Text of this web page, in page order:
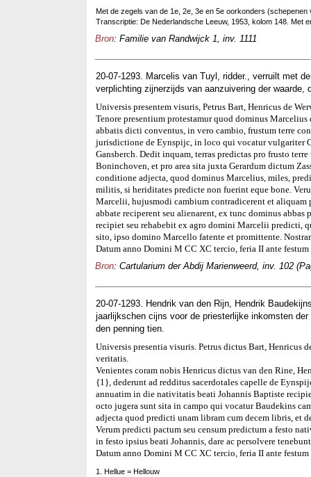
Met de zegels van de 1e, 2e, 3e en 5e oorkonders (schepenen
Transcriptie: De Nederlandsche Leeuw, 1953, kolom 148. Met
Bron: Familie van Randwijck 1, inv. 1111
20-07-1293. Marcelis van Tuyl, ridder., verruilt met
verplichting zijnerzijds van aanzuivering der
Universis presentem visuris, Petrus Bart, Henricus de
Tenore presentium protestamur quod dominus
abbatis dicti conventus, in vero cambio, frustum terre
jurisdictione de Eynspijc, in loco qui vocatur vulgariter
Gansberch. Dedit inquam, terras predictas pro frusto
Boninchoven, et pro area sita juxta Gerardum dictum
conditione adjecta, quod dominus Marcelius, miles,
militis, si heriditates predicte non fuerint eque bone.
Marcelii, hujusmodi cambium contradicerent et aliquam
abbate reciperent seu alienarent, ex tunc dominus abbas
recipiet seu rehabebit ex agro domini Marcelii predicti,
sito, ipso domino Marcello fatente et promittente.
Datum anno Domini M CC XC tercio, feria II ante
Bron: Cartularium der Abdij Marienweerd, inv. 102
20-07-1293. Hendrik van den Rijn, Hendrik
jaarlijkschen cijns voor de priesterlijke inkomsten
den penning tien.
Universis presentia visuris. Petrus dictus Bart, Henricus
veritatis.
Venientes coram nobis Henricus dictus van den Rine,
{1}, dederunt ad redditus sacerdotales capelle de
annuatim in die nativitatis beati Johannis Baptiste
octo jugera sunt sita in campo qui vocatur Baudekins
adjecta quod predicti unam libram cum decem libris, et
Verum predicti pactum seu censum predictum a festo
in festo ipsius beati Johannis, dare ac persolvere
Datum anno Domini M CC XC tercio, feria II ante
1. Hellue = Hellouw